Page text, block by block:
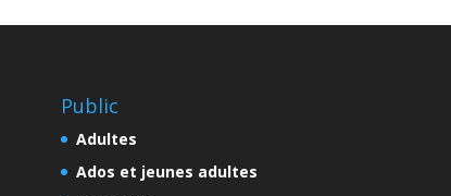
Public
Adultes
Ados et jeunes adultes